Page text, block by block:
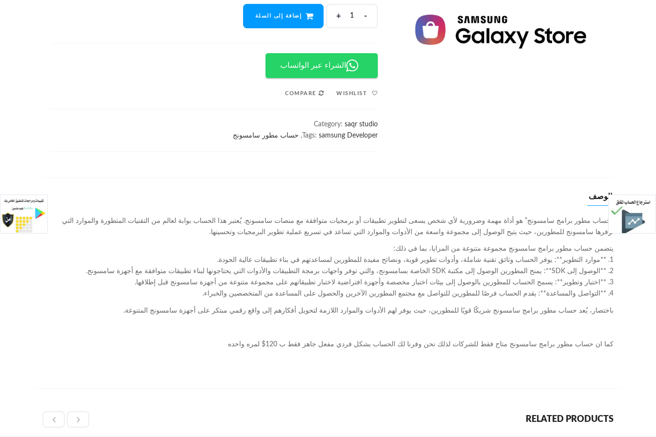
quantity
إضافة إلى السلة
الشراء عبر الواتساب
WISHLIST
COMPARE
Category: saqr studio
Tags: samsung Developer
, حساب مطور سامسونج
الوصف
“حساب مطور برامج سامسونج” هو أداة مهمة وضرورية لأي شخص يسعى لتطوير تطبيقات أو برمجيات متوافقة مع منصات سامسونج. يُعتبر هذا الحساب بوابة لعالم من التقنيات المتطورة والموارد التي
توفرها سامسونج للمطورين، حيث يتيح الوصول إلى مجموعة واسعة من الأدوات والموارد التي تساعد في تسريع عملية تطوير البرمجيات وتحسينها.
يتضمن حساب مطور برامج سامسونج مجموعة متنوعة من المزايا، بما في ذلك:
1. **موارد التطوير**: يوفر الحساب وثائق تقنية شاملة، وأدوات تطوير قوية، ونصائح مفيدة للمطورين لمساعدتهم في بناء تطبيقات عالية الجودة.
2. **الوصول إلى SDK**: يمنح المطورين الوصول إلى مكتبة SDK الخاصة بسامسونج، والتي توفر واجهات برمجة التطبيقات والأدوات التي يحتاجونها لبناء تطبيقات متوافقة مع أجهزة سامسونج.
3. **اختبار وتطوير**: يسمح الحساب للمطورين بالوصول إلى بيئات اختبار مخصصة وأجهزة افتراضية لاختبار تطبيقاتهم على مجموعة متنوعة من أجهزة سامسونج قبل إطلاقها.
4. **التواصل والمساعدة**: يقدم الحساب فرصًا للمطورين للتواصل مع مجتمع المطورين الآخرين والحصول على المساعدة من المتخصصين والخبراء.
باختصار، يُعد حساب مطور برامج سامسونج شريكًا قويًا للمطورين، حيث يوفر لهم الأدوات والموارد اللازمة لتحويل أفكارهم إلى واقع رقمي مبتكر على أجهزة سامسونج المتنوعة.
كما ان حساب مطور برامج سامسونج متاح فقط للشركات لذلك نحن وفرنا لك الحساب بشكل فردي مفعل جاهز فقط ب 120$ لمره واحده
RELATED PRODUCTS